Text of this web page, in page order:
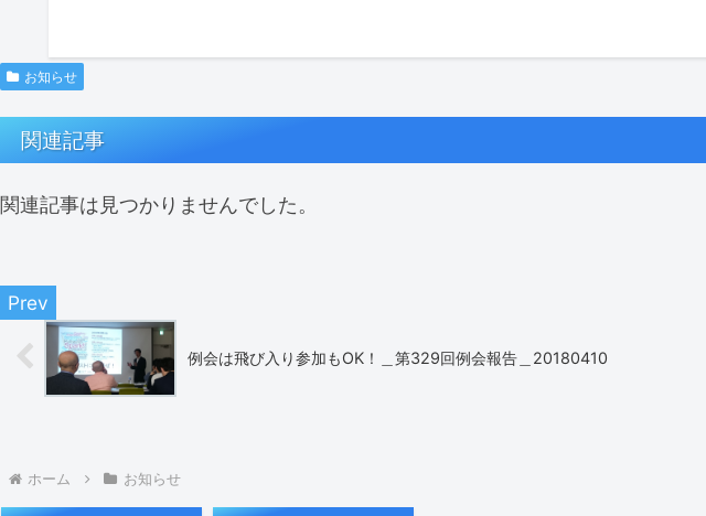
お知らせ
関連記事
関連記事は見つかりませんでした。
例会は飛び入り参加もOK！＿第329回例会報告＿20180410
ホーム お知らせ